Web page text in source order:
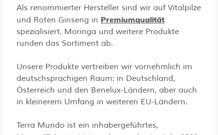
Als renommierter Hersteller sind wir auf Vitalpilze
und Roten Ginseng in Premiumqualität
spezialisiert. Moringa und weitere Produkte
runden das Sortiment ab.
Unsere Produkte vertreiben wir vornehmlich im
deutschsprachigen Raum: in Deutschland,
Österreich und den Benelux-Ländern, aber auch
in kleinerem Umfang in weiteren EU-Ländern.
Terra Mundo ist ein inhabergeführtes,